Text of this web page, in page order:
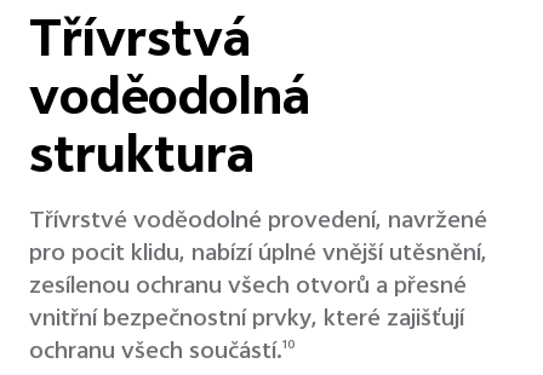
Třívrstvá
voděodolná
struktura
Třívrstvé voděodolné provedení, navržené
pro pocit klidu, nabízí úplné vnější utěsnění,
zesílenou ochranu všech otvorů a přesné
vnitřní bezpečnostní prvky, které zajišťují
ochranu všech součástí.10